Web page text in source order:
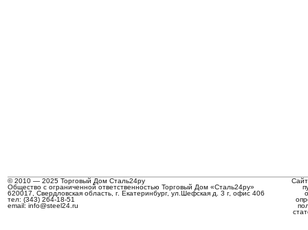
© 2010 — 2025 Торговый Дом Сталь24ру
Общество с ограниченной ответственностью Торговый Дом «Сталь24ру»
620017, Свердловская область, г. Екатеринбург, ул.Шефская д. 3 г, офис 406
тел: (343) 264-18-51
email: info@steel24.ru